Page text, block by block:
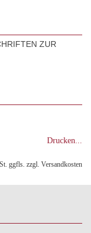
ZUR
Drucken...
ggfls. zzgl. Versandkosten